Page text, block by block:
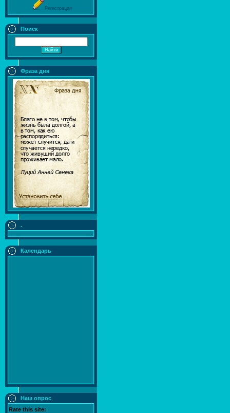
Регистрация
Поиск
Фраза дня
.
Календарь
Наш опрос
Rate this site: